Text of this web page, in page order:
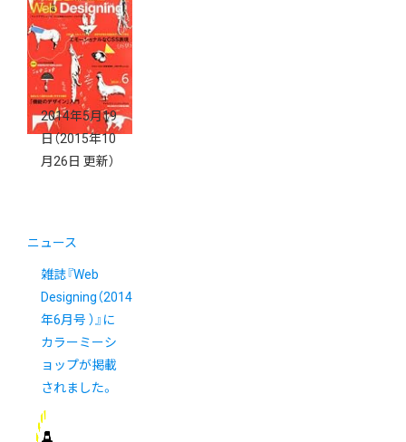
初級編〜 」
5/27（火）開催
2014年5月19
日（2015年10
月26日 更新）
ニュース
雑誌『Web
Designing（2014
年6月号 ）』に
カラーミーシ
ョップが掲載
されました。